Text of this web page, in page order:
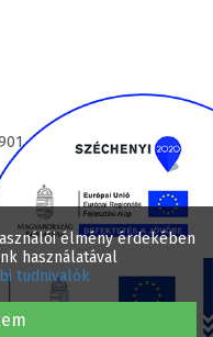
élmény érdekében
használatával
tudnivalók
Webáruház .